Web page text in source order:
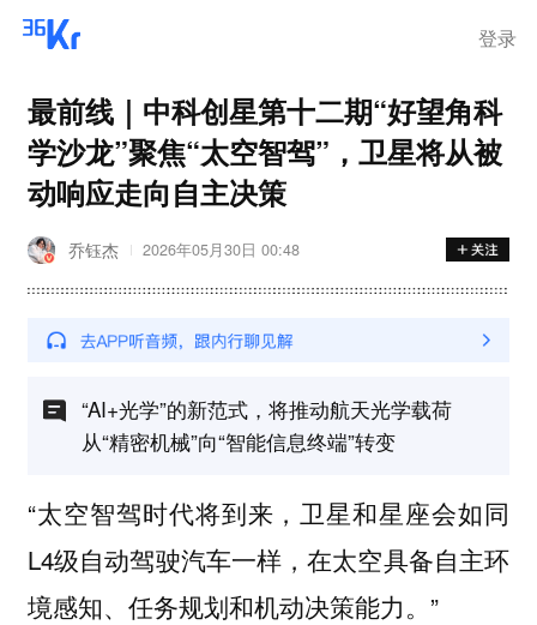
登录
最前线｜中科创星第十二期“好望角科
学沙龙”聚焦“太空智驾”，卫星将从被
动响应走向自主决策
乔钰杰 2026年05月30日 00:48
“AI+光学”的新范式，将推动航天光学载荷
从“精密机械”向“智能信息终端”转变
“太空智驾时代将到来，卫星和星座会如同
L4级自动驾驶汽车一样，在太空具备自主环
境感知、任务规划和机动决策能力。”